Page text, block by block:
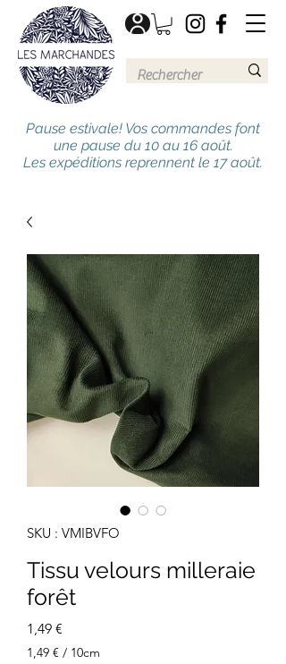
Pause estivale! Vos commandes font
une pause du 10 au 16 août.
Les expéditions reprennent le 17 août.
SKU : VMIBVFO
Tissu velours milleraie
forêt
1,49 €
1,49 € / 10cm